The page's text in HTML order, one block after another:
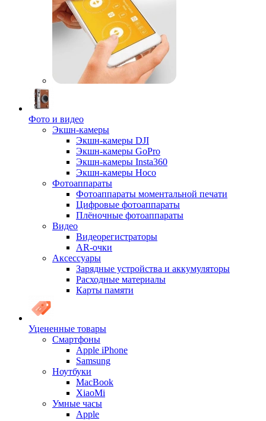
Фото и видео
Экшн-камеры
Экшн-камеры DJI
Экшн-камеры GoPro
Экшн-камеры Insta360
Экшн-камеры Hoco
Фотоаппараты
Фотоаппараты моментальной печати
Цифровые фотоаппараты
Плёночные фотоаппараты
Видео
Видеорегистраторы
AR-очки
Аксессуары
Зарядные устройства и аккумуляторы
Расходные материалы
Карты памяти
Уцененные товары
Cмартфоны
Apple iPhone
Samsung
Ноутбуки
MacBook
XiaoMi
Умные часы
Apple